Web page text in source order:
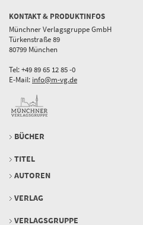
KONTAKT & PRODUKTINFOS
Münchner Verlagsgruppe GmbH
Türkenstraße 89
80799 München
Tel: +49 89 65 12 85 -0
E-Mail: info@m-vg.de
BÜCHER
TITEL
AUTOREN
VERLAG
VERLAGSGRUPPE